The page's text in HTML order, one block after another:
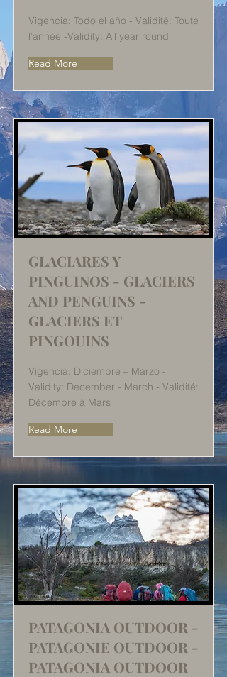
Vigencia: Todo el año - Validité: Toute
l’année -Validity: All year round
Read More
GLACIARES Y
PINGUINOS - GLACIERS
AND PENGUINS -
GLACIERS ET
PINGOUINS
Vigencia: Diciembre – Marzo -
Validity: December - March - Validité:
Décembre à Mars
Read More
PATAGONIA OUTDOOR -
PATAGONIE OUTDOOR -
PATAGONIA OUTDOOR